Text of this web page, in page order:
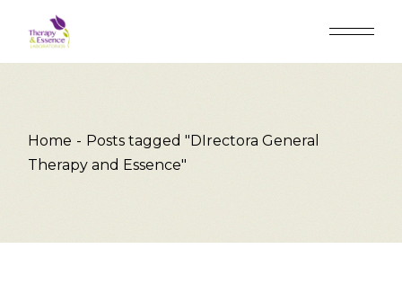
content
Home
Posts tagged "DIrectora General
Therapy and Essence"